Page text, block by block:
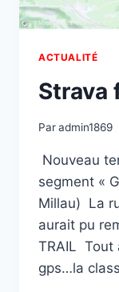
ACTUALITÉ
Strava
Paradmin1869
Nouveau
segment «
Millau) La
aurait pu
TRAIL Tout
gps…la